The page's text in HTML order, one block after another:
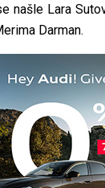
našle Lara
Darman.